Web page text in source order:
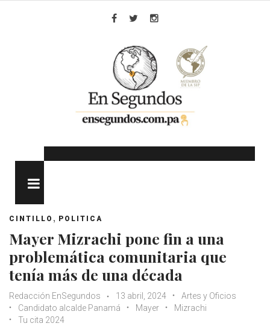
CINTILLO , POLITICA
Mayer Mizrachi pone fin a una
problemática comunitaria que
tenía más de una década
Redacción EnSegundos 13 abril, 2024
Artes y Oficios
Candidato alcalde Panamá
Mayer
Mizrachi
Tu cita 2024